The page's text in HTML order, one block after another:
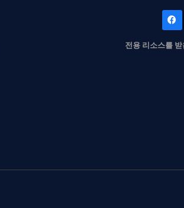
전용 리소스를